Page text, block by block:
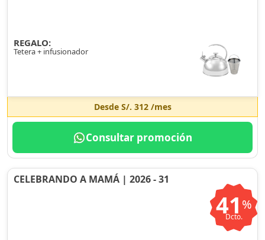
REGALO:
Tetera + infusionador
Desde S/. 312/mes
Consultar promoción
CELEBRANDO A MAMÁ | 2026 - 31
41 %
Dcto.